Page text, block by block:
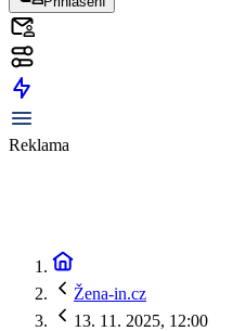
Reklama
Žena-in.cz
13. 11. 2025, 12:00